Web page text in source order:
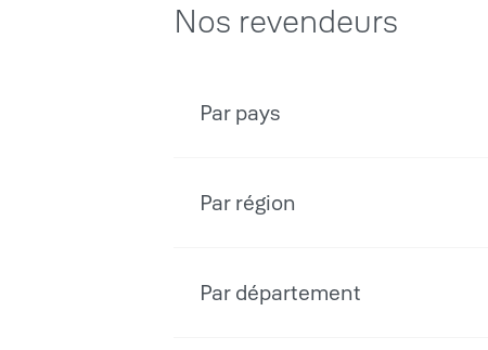
Nos revendeurs
Par pays
Par région
Par département